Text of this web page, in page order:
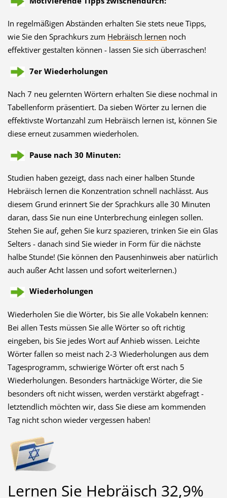
In regelmäßigen Abständen erhalten Sie stets neue Tipps,
wie Sie den Sprachkurs zum Hebräisch lernen noch
effektiver gestalten können - lassen Sie sich überraschen!
7er Wiederholungen
Nach 7 neu gelernten Wörtern erhalten Sie diese nochmal in
Tabellenform präsentiert. Da sieben Wörter zu lernen die
effektivste Wortanzahl zum Hebräisch lernen ist, können Sie
diese erneut zusammen wiederholen.
Pause nach 30 Minuten:
Studien haben gezeigt, dass nach einer halben Stunde
Hebräisch lernen die Konzentration schnell nachlässt. Aus
diesem Grund erinnert Sie der Sprachkurs alle 30 Minuten
daran, dass Sie nun eine Unterbrechung einlegen sollen.
Stehen Sie auf, gehen Sie kurz spazieren, trinken Sie ein Glas
Selters - danach sind Sie wieder in Form für die nächste
halbe Stunde! (Sie können den Pausenhinweis aber natürlich
auch außer Acht lassen und sofort weiterlernen.)
Wiederholungen
Wiederholen Sie die Wörter, bis Sie alle Vokabeln kennen:
Bei allen Tests müssen Sie alle Wörter so oft richtig
eingeben, bis Sie jedes Wort auf Anhieb wissen. Leichte
Wörter fallen so meist nach 2-3 Wiederholungen aus dem
Tagesprogramm, schwierige Wörter oft erst nach 5
Wiederholungen. Besonders hartnäckige Wörter, die Sie
besonders oft nicht wissen, werden verstärkt abgefragt -
letztendlich möchten wir, dass Sie diese am kommenden
Tag nicht schon wieder vergessen haben!
Lernen Sie Hebräisch 32,9%